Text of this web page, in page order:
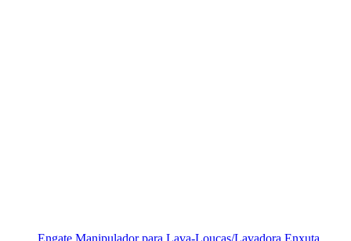
Engate Manipulador para Lava-Louças/Lavadora Enxuta